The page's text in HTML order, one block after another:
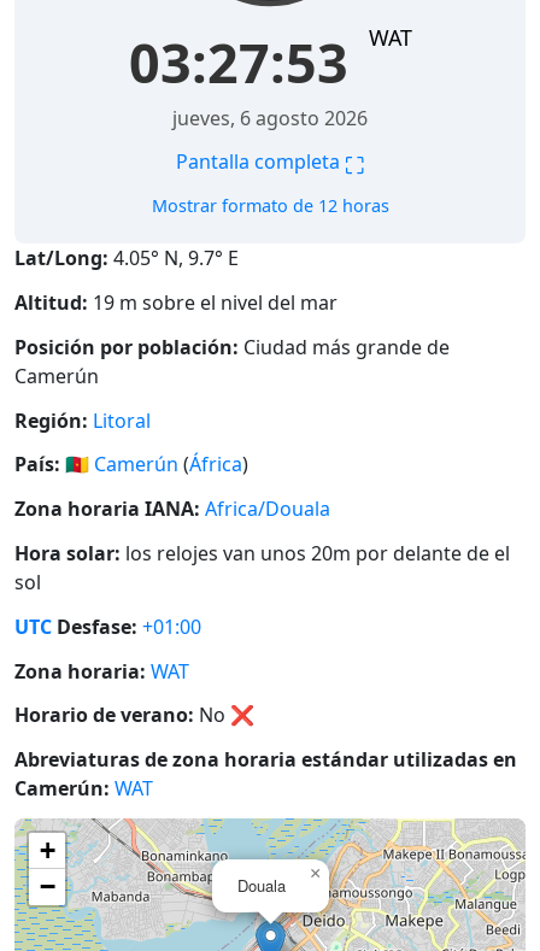
03:27:54 WAT
jueves, 6 agosto 2026
Pantalla completa ⛶
Mostrar formato de 12 horas
Lat/Long: 4.05° N, 9.7° E
Altitud: 19 m sobre el nivel del mar
Posición por población: Ciudad más grande de
Camerún
Región: Litoral
País: 🇨🇲 Camerún (África)
Zona horaria IANA: Africa/Douala
Hora solar: los relojes van unos 20m por delante de el
sol
UTC Desfase: +01:00
Zona horaria: WAT
Horario de verano: No ❌
Abreviaturas de zona horaria estándar utilizadas en
Camerún: WAT
Douala
×
+
−